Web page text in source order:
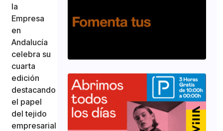
la
Empresa
en
Andalucía
celebra su
cuarta
edición
destacando
el papel
del tejido
empresarial